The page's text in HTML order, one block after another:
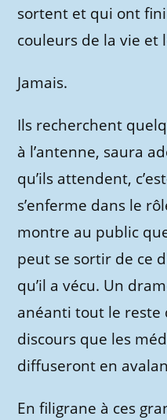
sortent et qui ont
couleurs de la vie et
Jamais.
Ils recherchent
à l’antenne, saura
qu’ils attendent,
s’enferme dans le
montre au public
peut se sortir de ce
qu’il a vécu. Un
anéanti tout le reste
discours que les
diffuseront en
En filigrane à ces